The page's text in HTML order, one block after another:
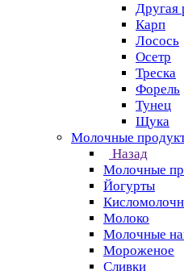
Другая
Карп
Лосось
Осетр
Треска
Форель
Тунец
Щука
Молочные
Назад
Молочные
Йогурты
Молоко
Молочные
Мороженое
Сливки